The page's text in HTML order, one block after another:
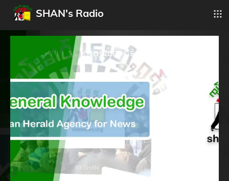
SHAN's Radio